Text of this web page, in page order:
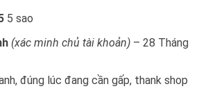
5 sao
(xác minh chủ tài khoản) – 28 Tháng
đúng lúc đang cần gấp, thank shop